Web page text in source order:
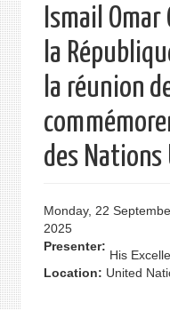
Ismail
la
la réunion
des Nations
Monday, 22
2025
Presenter:
His
Location: United